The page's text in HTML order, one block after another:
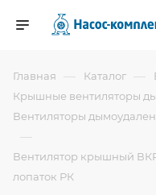
Главная — Каталог —
Крышные вентиляторы
Вентиляторы
—
Вентилятор крышный
лопаток РК